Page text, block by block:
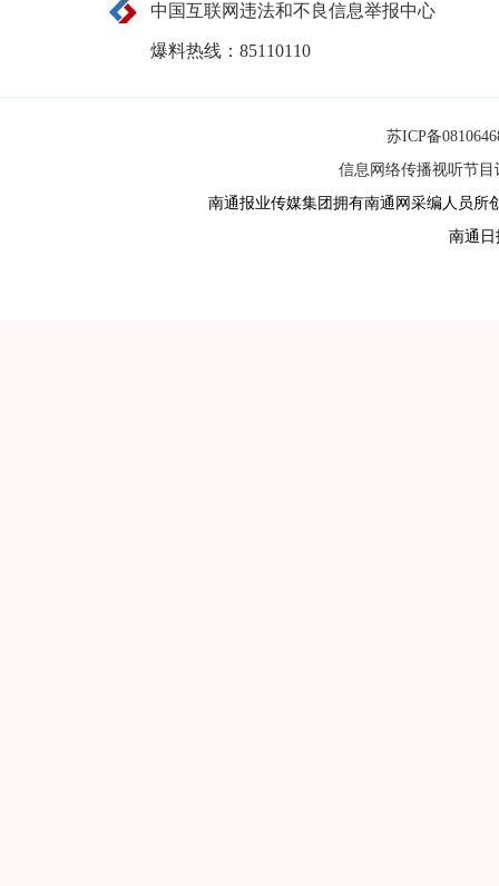
中国互联网违法和不良信息举报中心
爆料热线：85110110
苏ICP备
信息网络传播视听节目
南通报业传媒集团拥有南通网采编人员所
南通日